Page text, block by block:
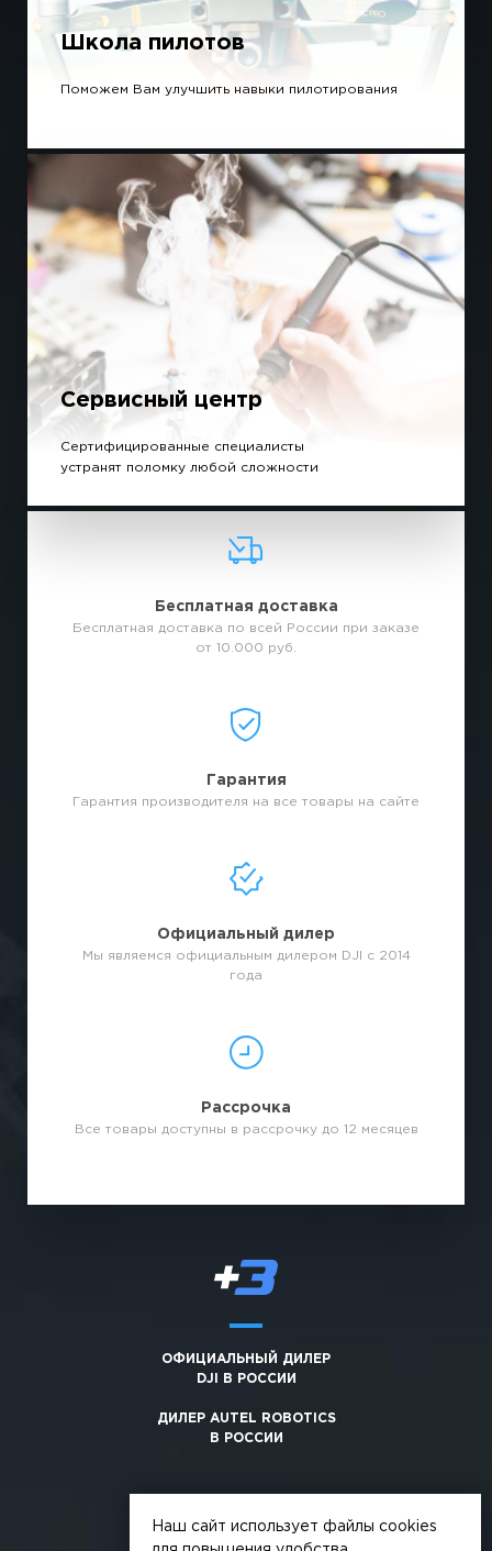
Школа пилотов
Поможем Вам улучшить навыки пилотирования
Сервисный центр
Сертифицированные специалисты
устранят поломку любой сложности
Бесплатная доставка
Бесплатная доставка по всей России при заказе
от 10.000 руб.
Гарантия
Гарантия производителя на все товары на сайте
Официальный дилер
Мы являемся официальным дилером DJI с 2014
года
Рассрочка
Все товары доступны в рассрочку до 12 месяцев
ОФИЦИАЛЬНЫЙ ДИЛЕР
DJI В РОССИИ
ДИЛЕР AUTEL ROBOTICS
В РОССИИ
Наш сайт использует файлы cookies